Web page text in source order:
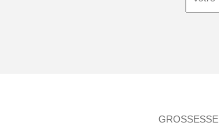
GROSSESSE